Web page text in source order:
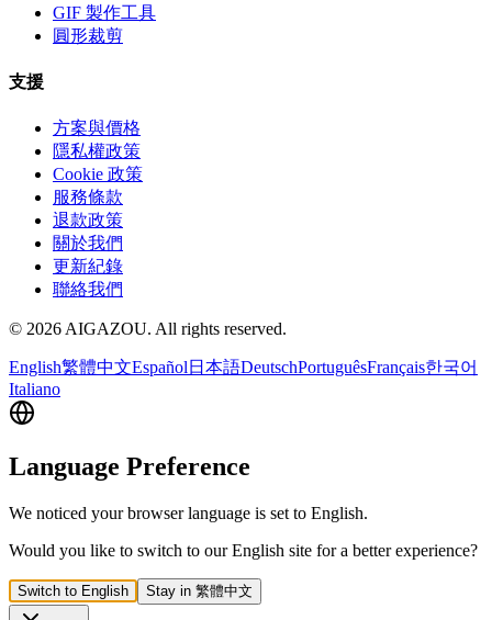
GIF 製作工具
圓形裁剪
支援
方案與價格
隱私權政策
Cookie 政策
服務條款
退款政策
關於我們
更新紀錄
聯絡我們
© 2026 AIGAZOU. All rights reserved.
English繁體中文Español 日本語DeutschPortuguêsFrançais한국어
Italiano
Language Preference
We noticed your browser language is set to English.
Would you like to switch to our English site for a better experience?
Switch to English Stay in 繁體中文